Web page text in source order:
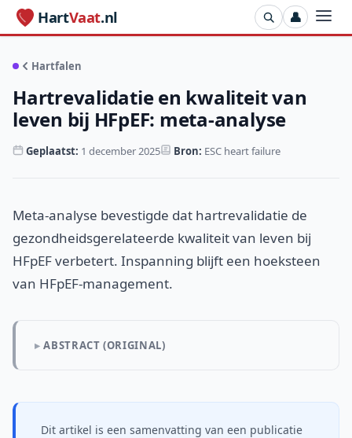
HartVaat.nl 👤
Hartfalen
Hartrevalidatie en kwaliteit van
leven bij HFpEF: meta-analyse
Geplaatst: 1 december 2025 Bron: ESC heart failure
Meta-analyse bevestigde dat hartrevalidatie de
gezondheidsgerelateerde kwaliteit van leven bij
HFpEF verbetert. Inspanning blijft een hoeksteen
van HFpEF-management.
ABSTRACT (ORIGINAL)
Dit artikel is een samenvatting van een publicatie